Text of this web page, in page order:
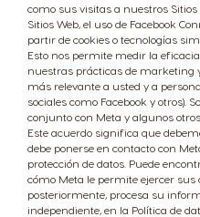
como sus visitas a nuestros
Sitios Web, el uso de Facebook
partir de cookies o tecnologías
Esto nos permite medir la
nuestras prácticas de marketing
más relevante a usted y a
sociales como Facebook y otros).
conjunto con Meta y algunos
Este acuerdo significa que
debe ponerse en contacto con
protección de datos. Puede
cómo Meta le permite ejercer sus
posteriormente, procesa su
independiente, en la Política de
Estonia
Estonian
France
French
Greece